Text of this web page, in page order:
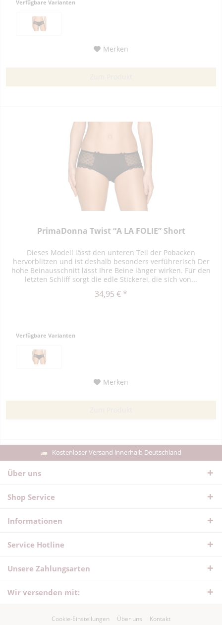
Verfügbare Varianten
Merken
PrimaDonna Twist “A LA FOLIE” Short
Dieses Modell lässt den unteren Teil der Pobacken
hervorblitzen und ist deshalb besonders verführerisch Der
hohe Beinausschnitt lässt Ihre Beine länger wirken. Für den
letzten Schliff sorgt die edle Stickerei, die sich von...
34,95 € *
Verfügbare Varianten
Merken
Kostenloser Versand innerhalb Deutschland
Über uns
Shop Service
Informationen
Service Hotline
Unsere Zahlungsarten
Wir versenden mit:
Cookie-Einstellungen Über uns
Kontakt